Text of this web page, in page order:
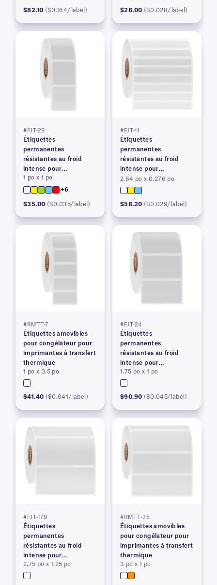
$82.10 ($0.164/label) $28.00 ($0.028/label)
#FJT-29
Étiquettes
permanentes
résistantes au froid
intense pour
imprimantes à transfert
thermique
1 po x 1 po
+6
$35.00 ($0.035/label)
#FJT-11
Étiquettes
permanentes
résistantes au froid
intense pour
imprimantes à transfert
thermique
2,64 po x 0,276 po
$58.20 ($0.029/label)
#RMTT-7
Étiquettes amovibles
pour congélateur pour
imprimantes à transfert
thermique
1 po x 0,5 po
$41.40 ($0.041/label)
#FJT-24
Étiquettes
permanentes
résistantes au froid
intense pour
imprimantes à transfert
thermique
1,75 po x 1 po
$90.90 ($0.045/label)
#FJT-179
Étiquettes
permanentes
résistantes au froid
intense pour
imprimantes à transfert
thermique
2,75 po x 1,25 po
#RMTT-36
Étiquettes amovibles
pour congélateur pour
imprimantes à transfert
thermique
3 po x 1 po